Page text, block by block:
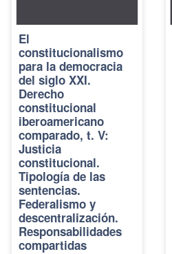
El
constitucionalismo
para la democracia
del siglo XXI.
Derecho
constitucional
iberoamericano
comparado, t. V:
Justicia
constitucional.
Tipología de las
sentencias.
Federalismo y
descentralización.
Responsabilidades
compartidas